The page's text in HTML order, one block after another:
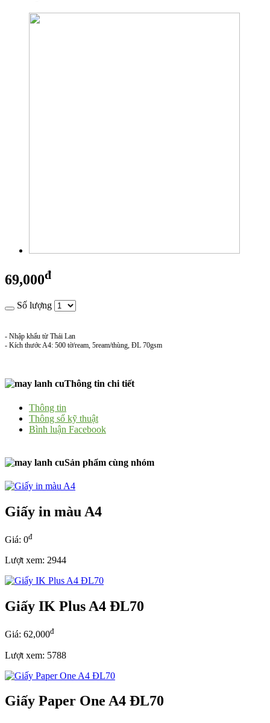
69,000đ
Số lượng
- Nhập khẩu từ Thái Lan
- Kích thước A4: 500 tờ/ream, 5ream/thùng, ĐL 70gsm
Thông tin chi tiết
Thông tin
Thông số kỹ thuật
Bình luận Facebook
Sản phẩm cùng nhóm
Giấy in màu A4
Giá: 0đ
Lượt xem: 2944
Giấy IK Plus A4 ĐL70
Giá: 62,000đ
Lượt xem: 5788
Giấy Paper One A4 ĐL70